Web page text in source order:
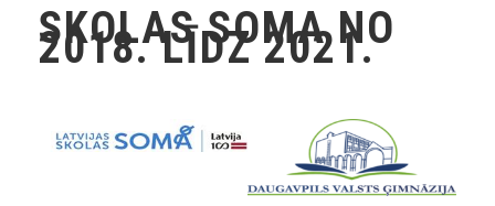
SKOLAS SOMA NO
2018. LĪDZ 2021.